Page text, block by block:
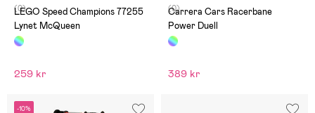
(0)
LEGO Speed Champions 77255
Lynet McQueen
259 kr
(0)
Carrera Cars Racerbane
Power Duell
389 kr
-10%